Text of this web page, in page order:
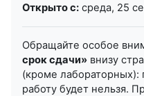
Открыто с: среда, 25
Обращайте особое
срок сдачи» внизу
(кроме лабораторных):
работу будет нельзя.